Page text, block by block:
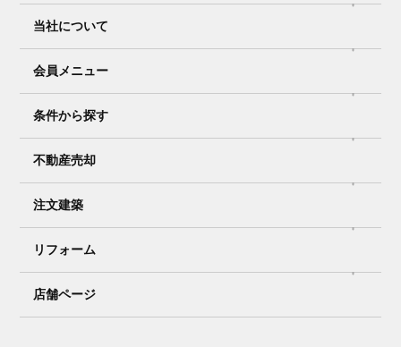
当社について
会員メニュー
条件から探す
不動産売却
注文建築
リフォーム
店舗ページ